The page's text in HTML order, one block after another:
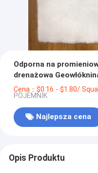
Odporna na
drenażowa
Polipropylen
Cena：$0.16 - $1.80/
POJEMNIK
Najlepsza cena
Opis Produktu